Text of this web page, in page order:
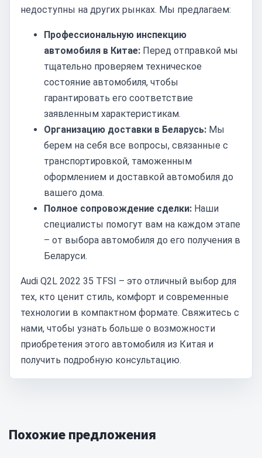
недоступны на других рынках. Мы предлагаем:
Профессиональную инспекцию
автомобиля в Китае: Перед отправкой мы
тщательно проверяем техническое
состояние автомобиля, чтобы
гарантировать его соответствие
заявленным характеристикам.
Организацию доставки в Беларусь: Мы
берем на себя все вопросы, связанные с
транспортировкой, таможенным
оформлением и доставкой автомобиля до
вашего дома.
Полное сопровождение сделки: Наши
специалисты помогут вам на каждом этапе
– от выбора автомобиля до его получения в
Беларуси.
Audi Q2L 2022 35 TFSI – это отличный выбор для
тех, кто ценит стиль, комфорт и современные
технологии в компактном формате. Свяжитесь с
нами, чтобы узнать больше о возможности
приобретения этого автомобиля из Китая и
получить подробную консультацию.
Похожие предложения